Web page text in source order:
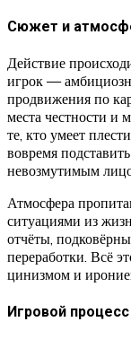
Сюжет и
Действие
игрок —
продвижения по
места честности и
те, кто умеет
вовремя
невозмутимым
Атмосфера
ситуациями из
отчёты,
переработки. Всё
цинизмом и
Игровой процесс